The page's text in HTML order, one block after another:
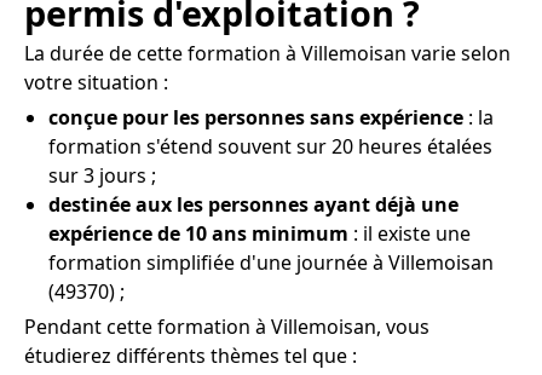
permis d'exploitation ?
La durée de cette formation à Villemoisan varie selon
votre situation :
conçue pour les personnes sans expérience : la
formation s'étend souvent sur 20 heures étalées
sur 3 jours ;
destinée aux les personnes ayant déjà une
expérience de 10 ans minimum : il existe une
formation simplifiée d'une journée à Villemoisan
(49370) ;
Pendant cette formation à Villemoisan, vous
étudierez différents thèmes tel que :